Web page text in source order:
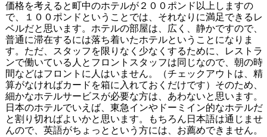
価格を考えると町中のホテルが２００ポンド以上しますの
で、１００ポンドということでは、それなりに満足できるレ
ベルだと思います。ホテルの部屋は、広く、静かですので、
普通に滞在するには落ち着いたホテルということになりま
す。ただ、スタッフを限りなく少なくするために、レストラ
ンで働いている人とフロントスタッフは同じなので、朝の時
間などはフロントに人はいません。（チェックアウトは、精
算がなければカードを箱に入れておくだけです）そのため、
細かなホテルサービスが必要な方は、あわないと思います。
日本のホテルでいえば、東急インやドーミイン的なホテルだ
と割り切ればよいかと思います。もちろん日本語は通じませ
んので、英語がちょっとという方には、お薦めできません。